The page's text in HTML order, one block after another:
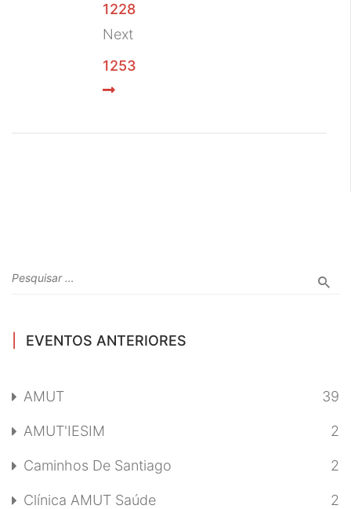
1228
Next
1253
EVENTOS ANTERIORES
AMUT 39
AMUT'IESIM 2
Caminhos De Santiago 2
Clínica AMUT Saúde 2